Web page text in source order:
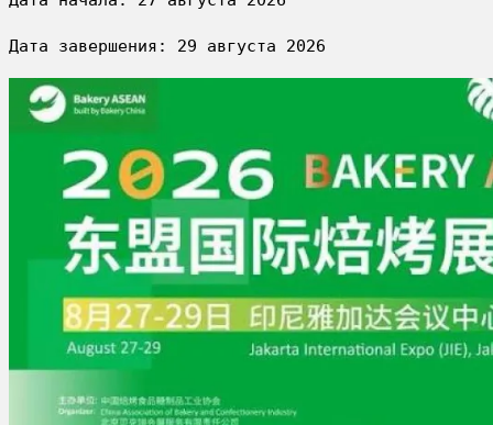
Дата завершения: 29 августа 2026